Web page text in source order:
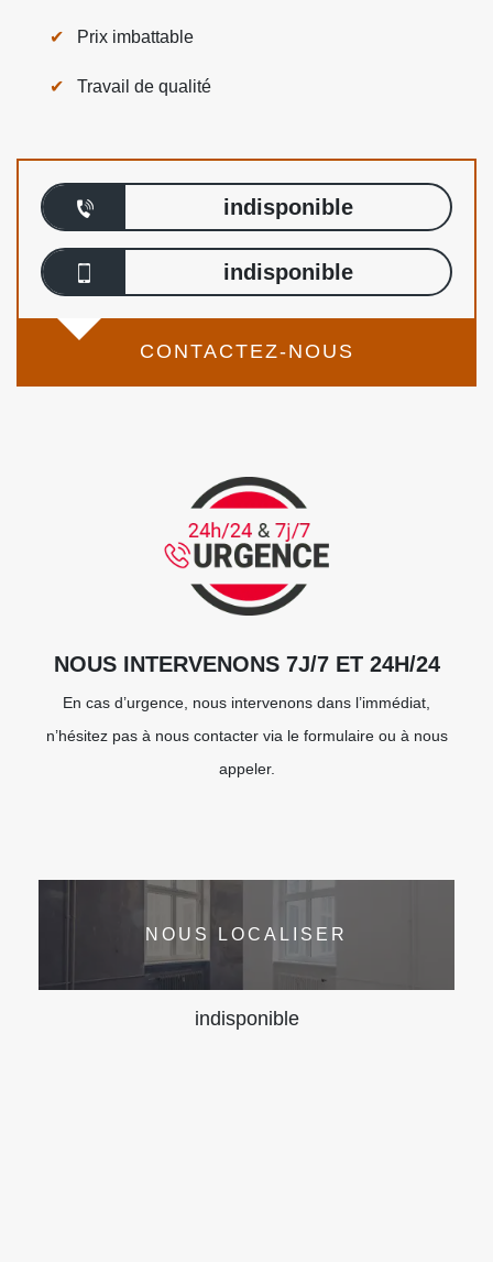
Prix imbattable
Travail de qualité
indisponible
indisponible
CONTACTEZ-NOUS
NOUS INTERVENONS 7J/7 ET 24H/24
En cas d’urgence, nous intervenons dans l’immédiat,
n’hésitez pas à nous contacter via le formulaire ou à nous
appeler.
NOUS LOCALISER
indisponible